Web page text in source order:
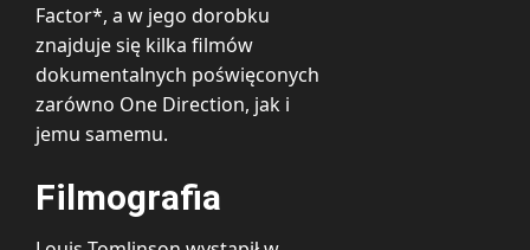
Factor*, a w jego dorobku
znajduje się kilka filmów
dokumentalnych poświęconych
zarówno One Direction, jak i
jemu samemu.
Filmografia